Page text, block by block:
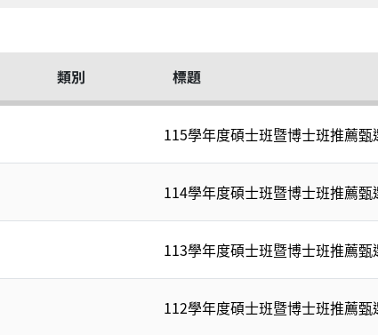
類別 標題
115學年度碩士班暨博士班推薦甄
114學年度碩士班暨博士班推薦甄
113學年度碩士班暨博士班推薦甄
112學年度碩士班暨博士班推薦甄